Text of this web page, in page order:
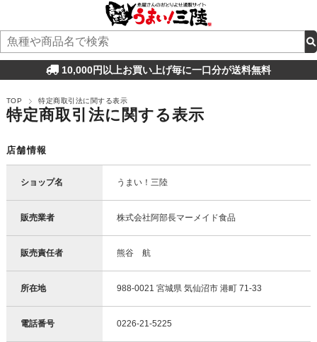
10,000円以上お買い上げ毎に一口分が送料無料
TOP 特定商取引法に関する表示
特定商取引法に関する表示
店舗情報
ショップ名 うまい！三陸
販売業者 株式会社阿部長マーメイド食品
販売責任者 熊谷 航
所在地 988-0021 宮城県 気仙沼市 港町 71-33
電話番号 0226-21-5225